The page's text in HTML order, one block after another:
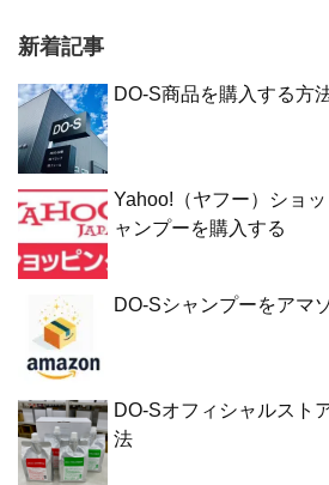
新着記事
DO-S商品を購入する方
Yahoo!（ヤフー）ショ
ャンプーを購入する
DO-Sシャンプーをアマ
DO-Sオフィシャルスト
法